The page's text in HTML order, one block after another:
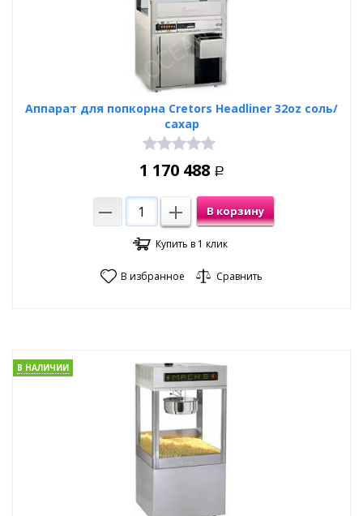
Аппарат для попкорна Cretors Headliner 32oz соль/
сахар
1 170 488 Р
В корзину
Купить в 1 клик
В избранное Сравнить
В НАЛИЧИИ